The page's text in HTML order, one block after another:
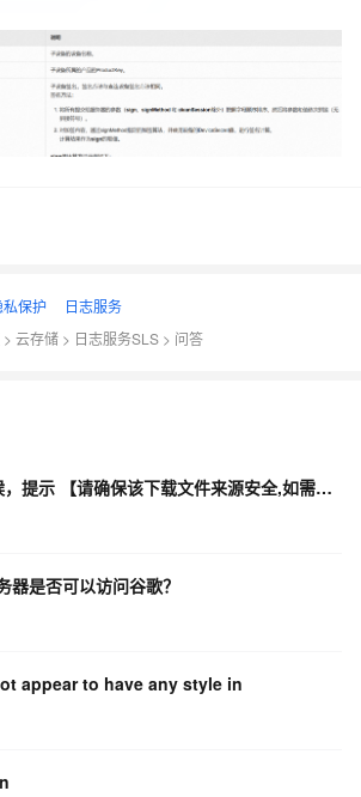
保护
日志服务
> 云存储 > 日志服务SLS > 问答
支付宝H5 下载的时候，提示 【请确保该下载文件来源安全,如需浏览,请长按网址复制后使用浏览器访问】
器是否可以访问谷歌？
appear to have any style in